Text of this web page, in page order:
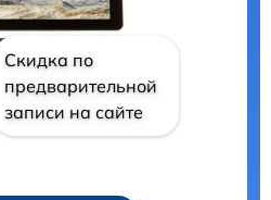
Скидка по
предварительной
записи на сайте